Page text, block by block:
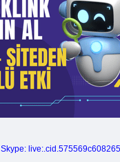
Skype: